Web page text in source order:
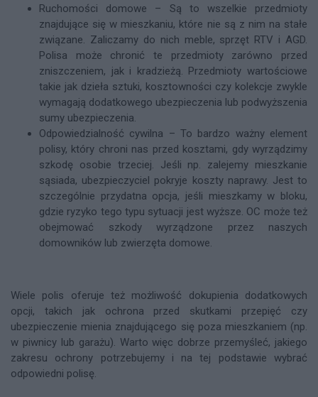
Ruchomości domowe – Są to wszelkie przedmioty
znajdujące się w mieszkaniu, które nie są z nim na stałe
związane. Zaliczamy do nich meble, sprzęt RTV i AGD.
Polisa może chronić te przedmioty zarówno przed
zniszczeniem, jak i kradzieżą. Przedmioty wartościowe
takie jak dzieła sztuki, kosztowności czy kolekcje zwykle
wymagają dodatkowego ubezpieczenia lub podwyższenia
sumy ubezpieczenia.
Odpowiedzialność cywilna – To bardzo ważny element
polisy, który chroni nas przed kosztami, gdy wyrządzimy
szkodę osobie trzeciej. Jeśli np. zalejemy mieszkanie
sąsiada, ubezpieczyciel pokryje koszty naprawy. Jest to
szczególnie przydatna opcja, jeśli mieszkamy w bloku,
gdzie ryzyko tego typu sytuacji jest wyższe. OC może też
obejmować szkody wyrządzone przez naszych
domowników lub zwierzęta domowe.
Wiele polis oferuje też możliwość dokupienia dodatkowych
opcji, takich jak ochrona przed skutkami przepięć czy
ubezpieczenie mienia znajdującego się poza mieszkaniem (np.
w piwnicy lub garażu). Warto więc dobrze przemyśleć, jakiego
zakresu ochrony potrzebujemy i na tej podstawie wybrać
odpowiedni polisę.